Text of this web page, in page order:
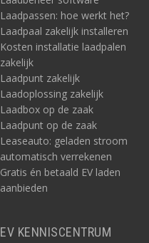
Laadpassen: hoe werkt het?
Laadpaal zakelijk installeren
Kosten installatie laadpalen
zakelijk
Laadpunt zakelijk
Laadoplossing zakelijk
Laadbox op de zaak
Laadpunt op de zaak
Leaseauto: geladen stroom
automatisch verrekenen
Gratis én betaald EV laden
aanbieden
EV KENNISCENTRUM